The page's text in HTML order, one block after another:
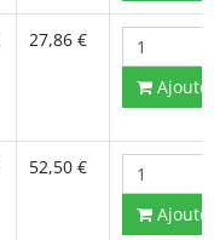
27,86 €
52,50 €